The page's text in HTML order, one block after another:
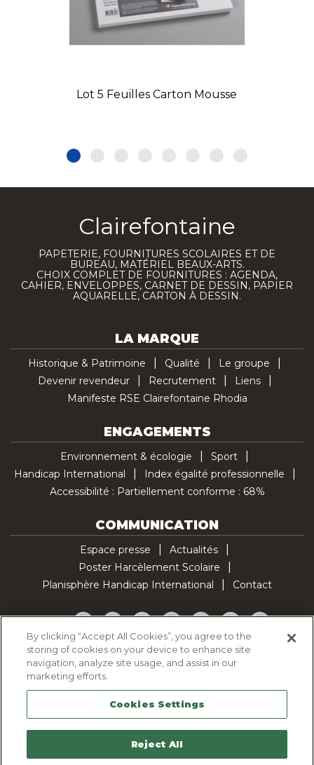
Lot 5 Feuilles Carton Mousse
Clairefontaine
PAPETERIE, FOURNITURES SCOLAIRES ET DE
BUREAU, MATÉRIEL BEAUX-ARTS.
CHOIX COMPLET DE FOURNITURES : AGENDA,
CAHIER, ENVELOPPES, CARNET DE DESSIN, PAPIER
AQUARELLE, CARTON À DESSIN.
LA MARQUE
Historique & Patrimoine Qualité
Le groupe
Devenir revendeur
Recrutement
Liens
Manifeste RSE Clairefontaine Rhodia
ENGAGEMENTS
Environnement & écologie
Sport
Handicap International
Index égalité professionnelle
Accessibilité : Partiellement conforme : 68%
COMMUNICATION
Espace presse
Actualités
Poster Harcèlement Scolaire
Planisphère Handicap International
Contact
Facebook
TwitterYouTubePinterestInstagramLinkedInTikTok
Politique d'utilisation des cookies
Politique de confidentialité
Mentions légales
Plan du site
Contactez-nous
By clicking “Accept All Cookies”, you agree to the
storing of cookies on your device to enhance site
navigation, analyze site usage, and assist in our
marketing efforts.
Cookies Settings
Reject All